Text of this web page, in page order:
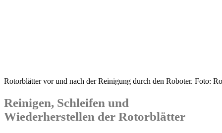
Rotorblätter vor und nach der Reinigung durch den Roboter. Foto:
Reinigen, Schleifen und
Wiederherstellen der Rotorblätter